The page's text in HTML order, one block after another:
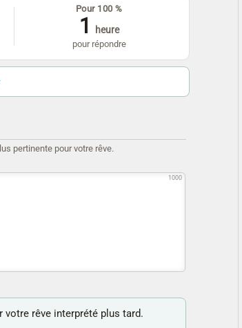
Pour 100 %
1 heure
pour répondre
pertinente pour votre rêve.
1000
rêve interprété plus tard.